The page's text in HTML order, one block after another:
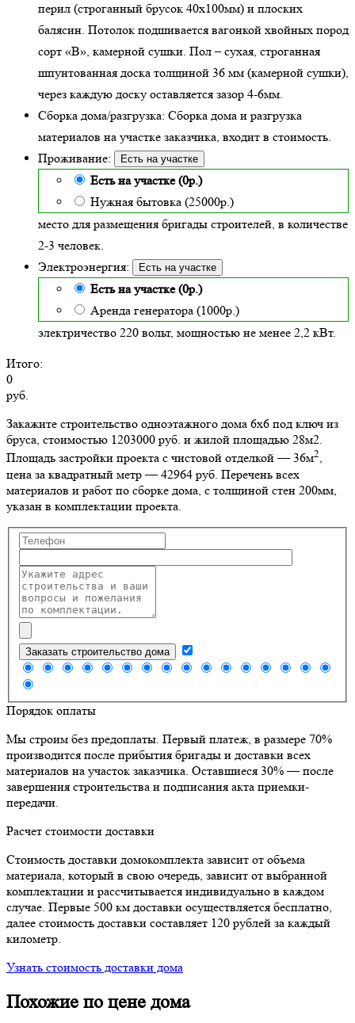
перил (строганный брусок 40х100мм) и плоских
балясин. Потолок подшивается вагонкой хвойных пород
сорт «В», камерной сушки. Пол – сухая, строганная
шпунтованная доска толщиной 36 мм (камерной сушки),
через каждую доску оставляется зазор 4-6мм.
Сборка дома/разгрузка: Сборка дома и разгрузка
материалов на участке заказчика, входит в стоимость.
Проживание:
Есть на участке
Есть на участке (0р.)
Нужная бытовка (25000р.)
место для размещения бригады строителей, в количестве
2-3 человек.
Электроэнергия:
Есть на участке
Есть на участке (0р.)
Аренда генератора (1000р.)
электричество 220 вольт, мощностью не менее 2,2 кВт.
Итого:
0
руб.
Закажите строительство одноэтажного дома 6х6 под ключ из
бруса, стоимостью 1203000 руб. и жилой площадью 28м2.
Площадь застройки проекта с чистовой отделкой — 36м2,
цена за квадратный метр — 42964 руб. Перечень всех
материалов и работ по сборке дома, с толщиной стен 200мм,
указан в комплектации проекта.
Заказать строительство дома
Порядок оплаты
Мы строим без предоплаты. Первый платеж, в размере 70%
производится после прибытия бригады и доставки всех
материалов на участок заказчика. Оставшиеся 30% — после
завершения строительства и подписания акта приемки-
передачи.
Расчет стоимости доставки
Стоимость доставки домокомплекта зависит от объема
материала, который в свою очередь, зависит от выбранной
комплектации и рассчитывается индивидуально в каждом
случае. Первые 500 км доставки осуществляется бесплатно,
далее стоимость доставки составляет 120 рублей за каждый
километр.
Узнать стоимость доставки дома
Похожие по цене дома